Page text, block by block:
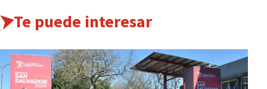
Te puede interesar